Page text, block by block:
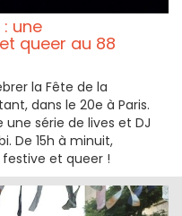
une
queer au 88
la Fête de la
dans le 20e à Paris.
série de lives et DJ
De 15h à minuit,
et queer !